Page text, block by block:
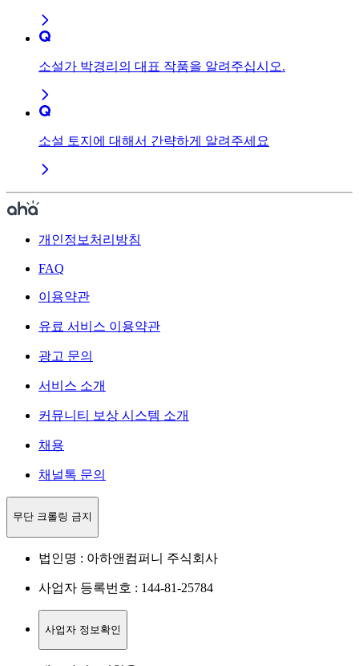
소설가 박경리의 대표 작품을 알려주십시오.
소설 토지에 대해서 간략하게 알려주세요
개인정보처리방침
FAQ
이용약관
유료 서비스 이용약관
광고 문의
서비스 소개
커뮤니티 보상 시스템 소개
채용
채널톡 문의
무단 크롤링 금지
법인명 : 아하앤컴퍼니 주식회사
사업자 등록번호 : 144-81-25784
사업자 정보확인